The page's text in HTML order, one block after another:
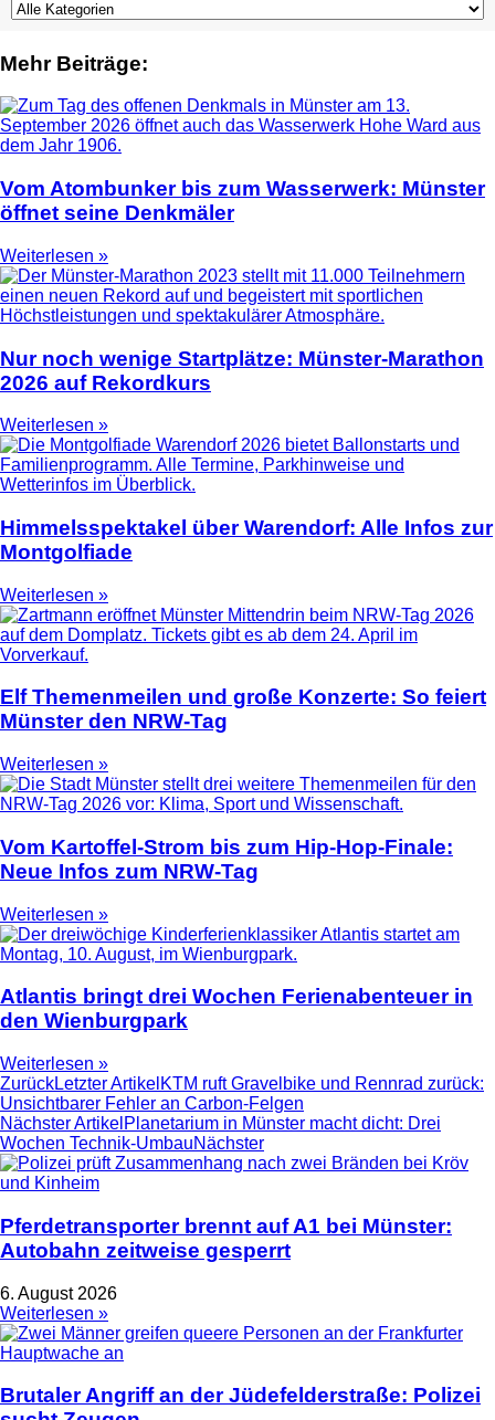
Mehr Beiträge:
Vom Atombunker bis zum Wasserwerk: Münster
öffnet seine Denkmäler
Weiterlesen »
Nur noch wenige Startplätze: Münster-Marathon
2026 auf Rekordkurs
Weiterlesen »
Himmelsspektakel über Warendorf: Alle Infos zur
Montgolfiade
Weiterlesen »
Elf Themenmeilen und große Konzerte: So feiert
Münster den NRW-Tag
Weiterlesen »
Vom Kartoffel-Strom bis zum Hip-Hop-Finale:
Neue Infos zum NRW-Tag
Weiterlesen »
Atlantis bringt drei Wochen Ferienabenteuer in
den Wienburgpark
Weiterlesen »
ZurückLetzter Artikel KTM ruft Gravelbike und Rennrad zurück:
Unsichtbarer Fehler an Carbon-Felgen
Nächster Artikel Planetarium in Münster macht dicht: Drei
Wochen Technik-UmbauNächster
Pferdetransporter brennt auf A1 bei Münster:
Autobahn zeitweise gesperrt
6. August 2026
Weiterlesen »
Brutaler Angriff an der Jüdefelderstraße: Polizei